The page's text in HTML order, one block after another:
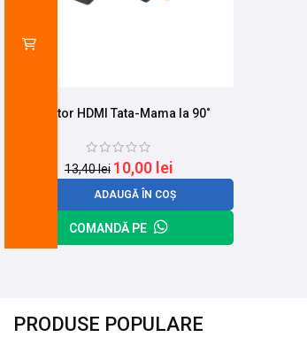
Adaptor HDMI Tata-Mama la 90˚
13,40lei 10,00 lei
ADAUGĂ ÎN COȘ
COMANDĂ PE
PRODUSE POPULARE